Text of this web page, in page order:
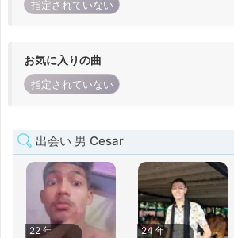
指定されていない
お気に入りの曲
指定されていない
出会い 男 Cesar
22 年
24 年